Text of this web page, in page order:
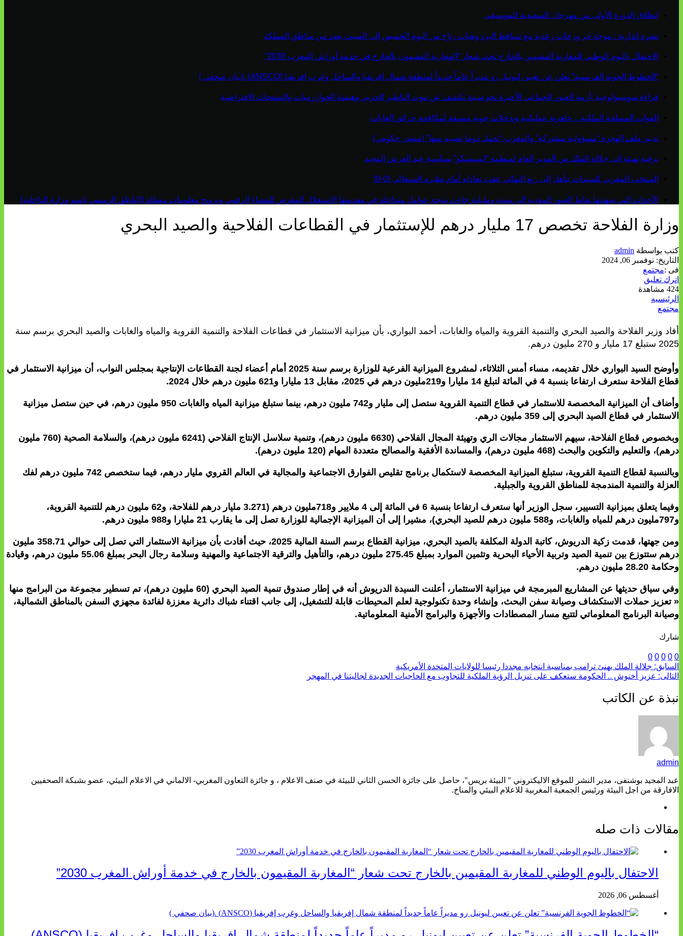
انطلاق الدورة الأولى من مهرجان السعيدية للموسيقى
نشرة انذارية : موجة حر وزخات رعدية مع تساقط البرد وهبات رياح من اليوم الخميس إلى السبت بعدد من مناطق المملكة
الاحتفال باليوم الوطني للمغاربة المقيمين بالخارج تحت شعار “المغاربة المقيمون بالخارج في خدمة أوراش المغرب 2030”
“الخطوط الجوية الفرنسية” تعلن عن تعيين ليونيل رو مديراً عاماً جديداً لمنطقة شمال إفريقيا والساحل وغرب إفريقيا (ANSCO) .(بيان صحفي )
قراءة سوسيولوجية :أزمة العبور الجماعي الأخيرة نحو سبتة تكشف عن موت التاطير الحزبي وهيمنة الخوارزميات والصفحات الافتراضية
القوات المسلحة الملكية .. جاهزية عملياتية وتدخلات جوية منسقة لمكافحة حرائق الغابات
تدبير ملف الهجرة “مسؤولية مشتركة” والمغرب “تحمل دوما نصيبه منها” (مصدر حكومي)
برقية تهنئة إلى جلالة الملك من المدير العام لمنظمة “إيسيسكو” بمناسبة عيد العرش المجيد
المنتخب المغربي للسيدات يتأهل إلى ربع النهائي عقب تعادله أمام نظيره السنغالي (0-0)
الأحداث التي شهدتها نقاط العبور المؤدية إلى سبتة ومليلية جاءت نتيجة عوامل متداخلة في مقدمتها الاستغلال المغرض للفضاء الرقمي وترويج معلومات مضللة (الناطق الرسمي باسم وزارة الداخلية)
وزارة الفلاحة تخصص 17 مليار درهم للإستثمار في القطاعات الفلاحية والصيد البحري
كتب بواسطة admin
التاريخ: نوفمبر 06, 2024
فى :مجتمع
اترك تعليق
424 مشاهدة
الرئيسيه
مجتمع
أفاد وزير الفلاحة والصيد البحري والتنمية القروية والمياه والغابات، أحمد البواري، بأن ميزانية الاستثمار في قطاعات الفلاحة والتنمية القروية والمياه والغابات والصيد البحري برسم سنة
2025 ستبلغ 17 مليار و 270 مليون درهم.
وأوضح السيد البواري خلال تقديمه، مساء أمس الثلاثاء، لمشروع الميزانية الفرعية للوزارة برسم سنة 2025 أمام أعضاء لجنة القطاعات الإنتاجية بمجلس النواب، أن ميزانية الاستثمار في
قطاع الفلاحة ستعرف ارتفاعا بنسبة 4 في المائة لتبلغ 14 مليارا و219مليون درهم في 2025، مقابل 13 مليارا و621 مليون درهم خلال 2024.
وأضاف أن الميزانية المخصصة للاستثمار في قطاع التنمية القروية ستصل إلى مليار و742 مليون درهم، بينما ستبلغ ميزانية المياه والغابات 950 مليون درهم، في حين ستصل ميزانية
الاستثمار في قطاع الصيد البحري إلى 359 مليون درهم.
وبخصوص قطاع الفلاحة، سيهم الاستثمار مجالات الري وتهيئة المجال الفلاحي (6630 مليون درهم)، وتنمية سلاسل الإنتاج الفلاحي (6241 مليون درهم)، والسلامة الصحية (760 مليون
درهم)، والتعليم والتكوين والبحث (468 مليون درهم)، والمساندة الأفقية والمصالح متعددة المهام (120 مليون درهم).
وبالنسبة لقطاع التنمية القروية، ستبلغ الميزانية المخصصة لاستكمال برنامج تقليص الفوارق الاجتماعية والمجالية في العالم القروي مليار درهم، فيما ستخصص 742 مليون درهم لفك
العزلة والتنمية المندمجة للمناطق القروية والجبلية.
وفيما يتعلق بميزانية التسيير، سجل الوزير أنها ستعرف ارتفاعا بنسبة 6 في المائة إلى 4 ملايير و718مليون درهم (3.271 مليار درهم للفلاحة، و62 مليون درهم للتنمية القروية،
و797مليون درهم للمياه والغابات، و588 مليون درهم للصيد البحري)، مشيرا إلى أن الميزانية الإجمالية للوزارة تصل إلى ما يقارب 21 مليارا و988 مليون درهم.
ومن جهتها، قدمت زكية الدريوش، كاتبة الدولة المكلفة بالصيد البحري، ميزانية القطاع برسم السنة المالية 2025، حيث أفادت بأن ميزانية الاستثمار التي تصل إلى حوالي 358.71 مليون
درهم ستتوزع بين تنمية الصيد وتربية الأحياء البحرية وتثمين الموارد بمبلغ 275.45 مليون درهم، والتأهيل والترقية الاجتماعية والمهنية وسلامة رجال البحر بمبلغ 55.06 مليون درهم، وقيادة
وحكامة 28.20 مليون درهم.
وفي سياق حديثها عن المشاريع المبرمجة في ميزانية الاستثمار، أعلنت السيدة الدريوش أنه في إطار صندوق تنمية الصيد البحري (60 مليون درهم)، تم تسطير مجموعة من البرامج منها
« تعزيز حملات الاستكشاف وصيانة سفن البحث، وإنشاء وحدة تكنولوجية لعلم المحيطات قابلة للتشغيل، إلى جانب اقتناء شباك دائرية معززة لفائدة مجهزي السفن بالمناطق الشمالية،
وصيانة البرنامج المعلوماتي لتتبع مسار المصطادات والأجهزة والبرامج الأمنية المعلوماتية.
شارك
0
0
0
0
0
السابق: جلالة الملك يهنئ ترامب بمناسبة انتخابه مجددا رئيسا للولايات المتحدة الأمريكية
التالى: عزيز أخنوش .. الحكومة ستعكف على تنزيل الرؤية الملكية للتجاوب مع الحاجيات الجديدة لجاليتنا في المهجر
نبذة عن الكاتب
admin
عبد المجيد بوشنفى، مدير النشر للموقع الاليكتروني " البيئة بريس"، حاصل على جائزة الحسن الثاني للبيئة في صنف الاعلام ، و جائزة التعاون المغربي- الالماني في الاعلام البيئي، عضو بشبكة الصحفيين
الافارقة من اجل البيئة ورئيس الجمعية المغربية للاعلام البيئي والمناخ.
مقالات ذات صله
الاحتفال باليوم الوطني للمغاربة المقيمين بالخارج تحت شعار “المغاربة المقيمون بالخارج في خدمة أوراش المغرب 2030”
أغسطس 06, 2026